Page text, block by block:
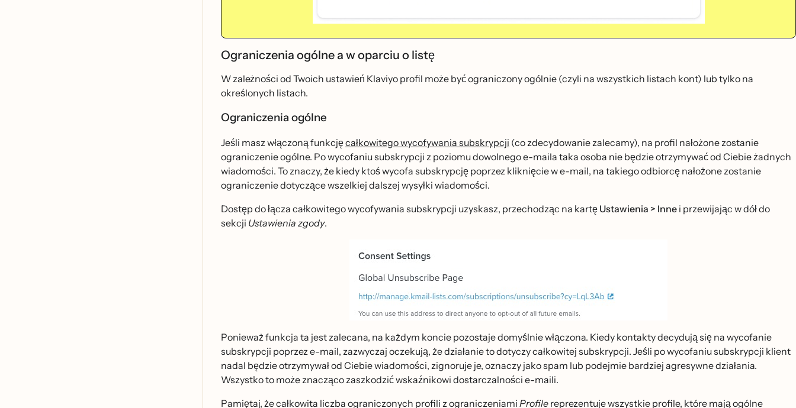
Ograniczenia ogólne a w oparciu o listę
W zależności od Twoich ustawień Klaviyo profil może być ograniczony ogólnie (czyli na wszystkich listach kont) lub tylko na
określonych listach.
Ograniczenia ogólne
Jeśli masz włączoną funkcjęcałkowitego wycofywania subskrypcji (co zdecydowanie zalecamy), na profil nałożone zostanie
ograniczenie ogólne. Po wycofaniu subskrypcji z poziomu dowolnego e-maila taka osoba nie będzie otrzymywać od Ciebie żadnych
wiadomości. To znaczy, że kiedy ktoś wycofa subskrypcję poprzez kliknięcie w e-mail, na takiego odbiorcę nałożone zostanie
ograniczenie dotyczące wszelkiej dalszej wysyłki wiadomości.
Dostęp do łącza całkowitego wycofywania subskrypcji uzyskasz, przechodząc na kartę Ustawienia > Inne i przewijając w dół do
sekcji Ustawienia zgody.
Ponieważ funkcja ta jest zalecana, na każdym koncie pozostaje domyślnie włączona. Kiedy kontakty decydują się na wycofanie
subskrypcji poprzez e-mail, zazwyczaj oczekują, że działanie to dotyczy całkowitej subskrypcji. Jeśli po wycofaniu subskrypcji klient
nadal będzie otrzymywał od Ciebie wiadomości, zignoruje je, oznaczy jako spam lub podejmie bardziej agresywne działania.
Wszystko to może znacząco zaszkodzić wskaźnikowi dostarczalności e-maili.
Pamiętaj, że całkowita liczba ograniczonych profili z ograniczeniami Profile reprezentuje wszystkie profile, które mają ogólne